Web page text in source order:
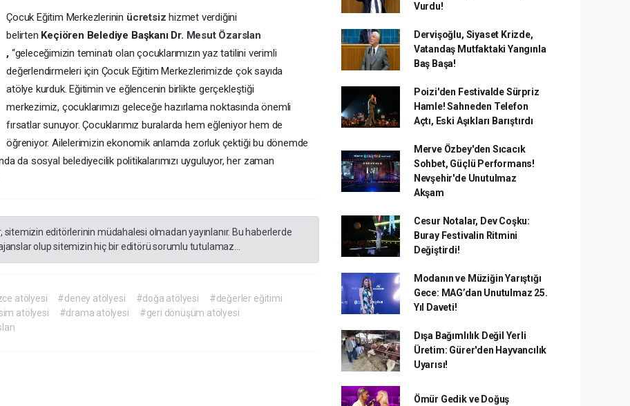
Çocuk Eğitim Merkezlerinin ücretsizhizmet verdiğini
belirten Keçiören Belediye Başkanı Dr. Mesut Özarslan
, “geleceğimizin teminatı olan çocuklarımızın yaz tatilini verimli
değerlendirmeleri için Çocuk Eğitim Merkezlerimizde çok sayıda
atölye kurduk. Eğitimin ve eğlencenin birlikte gerçekleştiği
merkezimiz, çocuklarımızı geleceğe hazırlama noktasında önemli
fırsatlar sunuyor. Çocuklarımız buralarda hem eğleniyor hem de
öğreniyor. Ailelerimizin ekonomik anlamda zorluk çektiği bu dönemde
da sosyal belediyecilik politikalarımızı uyguluyor, her zaman
sitemizin editörlerinin müdahalesi olmadan yayınlanır. Bu haberlerde
olup sitemizin hiç bir editörü sorumlu tutulamaz...
atölyesi #deney atölyesi #doğa atölyesi
#değerler eğitimi
atölyesi #drama atölyesi
#geri dönüşüm atölyesi
Vurdu!
Dervişoğlu, Siyaset Krizde,
Vatandaş Mutfaktaki Yangınla
Baş Başa!
Poizi'den Festivalde Sürpriz
Hamle! Sahneden Telefon
Açtı, Eski Aşıkları Barıştırdı
Merve Özbey'den Sıcacık
Sohbet, Güçlü Performans!
Nevşehir'de Unutulmaz
Akşam
Cesur Notalar, Dev Coşku:
Buray Festivalin Ritmini
Değiştirdi!
Modanın ve Müziğin Yarıştığı
Gece: MAG’dan Unutulmaz 25.
Yıl Daveti!
Dışa Bağımlılık Değil Yerli
Üretim: Gürer'den Hayvancılık
Uyarısı!
Ömür Gedik ve Doğuş